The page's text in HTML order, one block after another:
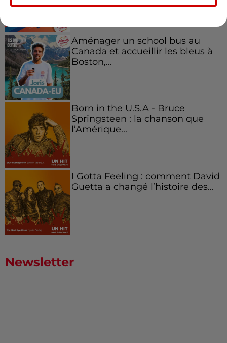
Aménager un school bus au
Canada et accueillir les bleus à
Boston,...
Born in the U.S.A - Bruce
Springsteen : la chanson que
l’Amérique...
I Gotta Feeling : comment David
Guetta a changé l’histoire des...
Newsletter